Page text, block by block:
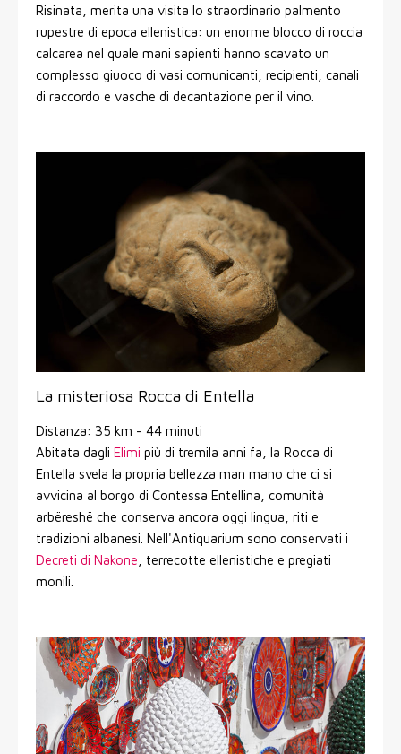
Risinata, merita una visita lo straordinario palmento
rupestre di epoca ellenistica: un enorme blocco di roccia
calcarea nel quale mani sapienti hanno scavato un
complesso giuoco di vasi comunicanti, recipienti, canali
di raccordo e vasche di decantazione per il vino.
La misteriosa Rocca di Entella
Distanza: 35 km - 44 minuti
Abitata dagli Elimi più di tremila anni fa, la Rocca di
Entella svela la propria bellezza man mano che ci si
avvicina al borgo di Contessa Entellina, comunità
arbëreshë che conserva ancora oggi lingua, riti e
tradizioni albanesi. Nell'Antiquarium sono conservati i
Decreti di Nakone , terrecotte ellenistiche e pregiati
monili.